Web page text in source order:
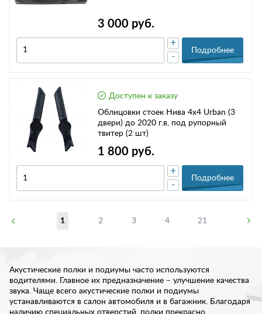
3 000 руб.
-
+
Подробнее
Доступен к заказу
Облицовки стоек Нива 4х4 Urban (3
двери) до 2020 г.в, под рупорный
твитер (2 шт)
1 800 руб.
-
+
Подробнее
1 2 3 4 21
Акустические полки и подиумы часто используются
водителями. Главное их предназначение – улучшение качества
звука. Чаще всего акустические полки и подиумы
устанавливаются в салон автомобиля и в багажник. Благодаря
наличию специальных отверстий, полки прекрасно